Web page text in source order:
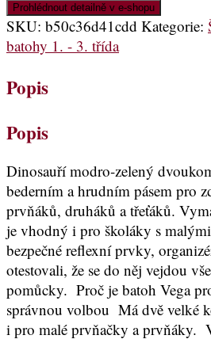
Prohlédnout detailně v e-shopu
SKU: b50c36d41cdd Kategorie:
batohy 1. - 3. třída
Popis
Popis
Dinosauří modro-zelený
bederním a hrudním pásem pro
prvňáků, druháků a třeťáků.
je vhodný i pro školáky s
bezpečné reflexní prvky,
otestovali, že se do něj vejdou
pomůcky. Proč je batoh Vega
správnou volbou Má dvě velké
i pro malé prvňačky a prvňáky.